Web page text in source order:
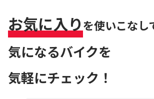
お気に入りを使いこなし
気になるバイクを
気軽にチェック！